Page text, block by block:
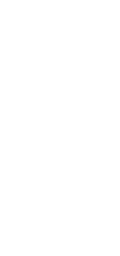
жирной кожи